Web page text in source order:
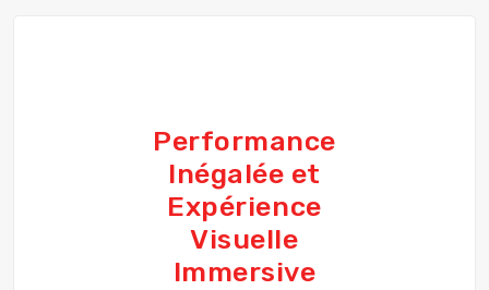
Performance
Inégalée et
Expérience
Visuelle
Immersive